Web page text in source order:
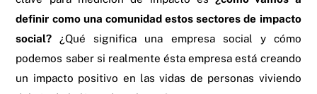
definir como una comunidad estos sectores de impacto
social? ¿Qué significa una empresa social y cómo
podemos saber si realmente ésta empresa está creando
un impacto positivo en las vidas de personas viviendo